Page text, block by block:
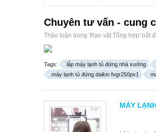
Chuyên tư vấn - cung
Thảo luận trong 'Rao vặt Tổng hợp' bắt
Tags: lắp máy lạnh tủ đứng nhà xưởng
máy lạnh tủ đứng daikin fvgr250pv1
MÁY